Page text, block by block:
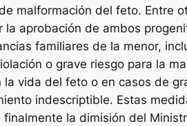
malformación del feto. Entre
aprobación de ambos
familiares de la menor,
o grave riesgo para la
vida del feto o en casos de
indescriptible. Estas
la dimisión del